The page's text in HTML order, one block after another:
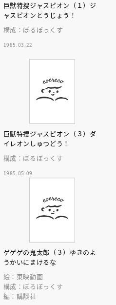
巨獣特捜ジャスピオン（１）ジ
ャスピオンとうじょう！
構成：ぼるぼっくす
1985.03.22
巨獣特捜ジャスピオン（３）ダ
イレオンしゅつどう！
構成：ぼるぼっくす
1985.05.09
ゲゲゲの鬼太郎（３）ゆきのよ
うかいにまけるな
絵：東映動画
構成：ぼるぼっくす
編：講談社